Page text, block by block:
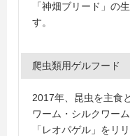
「神畑ブリード」の
す。
爬虫類用ゲルフード
2017年、昆虫を主食
ワーム・シルクワー
「レオパゲル」をリ